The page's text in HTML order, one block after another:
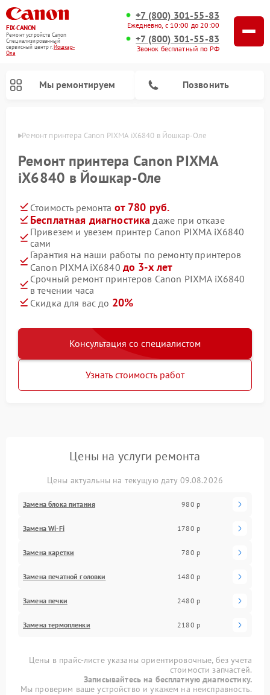
FIX-CANON
Ремонт устройств Canon
Специализированный
cервисный центр г.Йошкар-
Ола
+7 (800) 301-55-83
Ежедневно, с 10:00 до 20:00
+7 (800) 301-55-83
Звонок бесплатный по РФ
Мы ремонтируем Позвонить
Оле Ремонт принтера Canon PIXMA iX6840 в Йошкар-Оле
Ремонт принтера Canon PIXMA
iX6840 в Йошкар-Оле
Стоимость ремонта от 780 руб.
Бесплатная диагностика даже при отказе
Привезем и увезем принтер Canon PIXMA iX6840
сами
Гарантия на наши работы по ремонту принтеров
Canon PIXMA iX6840 до 3-х лет
Срочный ремонт принтеров Canon PIXMA iX6840
в течении часа
Скидка для вас до 20%
Консультация со специалистом
Узнать стоимость работ
Цены на услуги ремонта
Цены актуальны на текущую дату 09.08.2026
Замена блока питания 980 р
Замена Wi-Fi 1780 р
Замена каретки 780 р
Замена печатной головки 1480 р
Замена печки 2480 р
Замена термопленки 2180 р
Цены в прайс-листе указаны ориентировочные, без учета
стоимости запчастей.
Записывайтесь на бесплатную диагностику.
Мы проверим ваше устройство и укажем на неисправность.